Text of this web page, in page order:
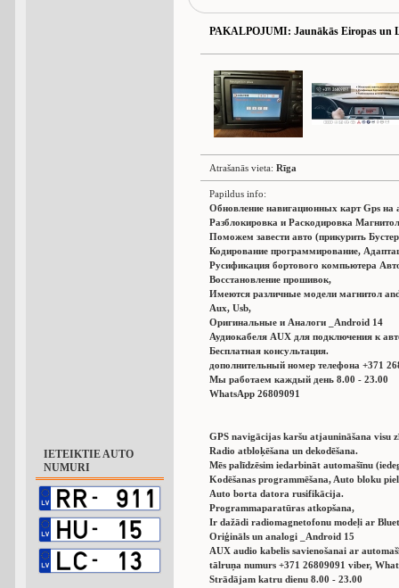
IETEIKTIE AUTO
NUMURI
PAKALPOJUMI: Jaunākās Eiropas un
Atrašanās vieta: Rīga
Papildus info:
Обновление навигационных карт Gps на
Разблокировка и Раскодировка
Поможем завести авто (прикурить
Кодирование программирование,
Русификация бортового компьютера
Восстановление прошивок,
Имеются различные модели магнитол
Aux, Usb,
Оригинальные и Аналоги _Android 14
Аудиокабеля AUX для подключения к
Бесплатная консультация.
дополнительный номер телефона +371
Мы работаем каждый день 8.00 - 23.00
WhatsApp 26809091
GPS navigācijas karšu atjaunināšana visu
Radio atbloķēšana un dekodēšana.
Mēs palīdzēsim iedarbināt automašīnu
Kodēšanas programmēšana, Auto bloku
Auto borta datora rusifikācija.
Programmaparatūras atkopšana,
Ir dažādi radiomagnetofonu modeļi ar
Oriģināls un analogi _Android 15
AUX audio kabelis savienošanai ar
tālruņa numurs +371 26809091 viber,
Strādājam katru dienu 8.00 - 23.00